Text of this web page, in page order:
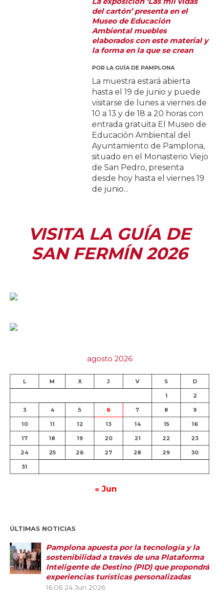
del cartón’ presenta en el
Museo de Educación
Ambiental muebles
elaborados con este material y
la forma en la que se crean
POR LA GUÍA DE PAMPLONA
La muestra estará abierta
hasta el 19 de junio y puede
visitarse de lunes a viernes de
10 a 13 y de 18 a 20 horas con
entrada gratuita El Museo de
Educación Ambiental del
Ayuntamiento de Pamplona,
situado en el Monasterio Viejo
de San Pedro, presenta
desde hoy hasta el viernes 19
de junio...
VISITA LA GUÍA DE
SAN FERMÍN 2026
agosto 2026
L M X J V S D
1 2
3 4 5 6 7 8 9
10 11 12 13 14 15 16
17 18 19 20 21 22 23
24 25 26 27 28 29 30
31
« Jun
ÚLTIMAS NOTICIAS
Pamplona apuesta por la tecnología y la
sostenibilidad a través de una Plataforma
Inteligente de Destino (PID) que propondrá
experiencias turísticas personalizadas
16:06 24 Jun 2026